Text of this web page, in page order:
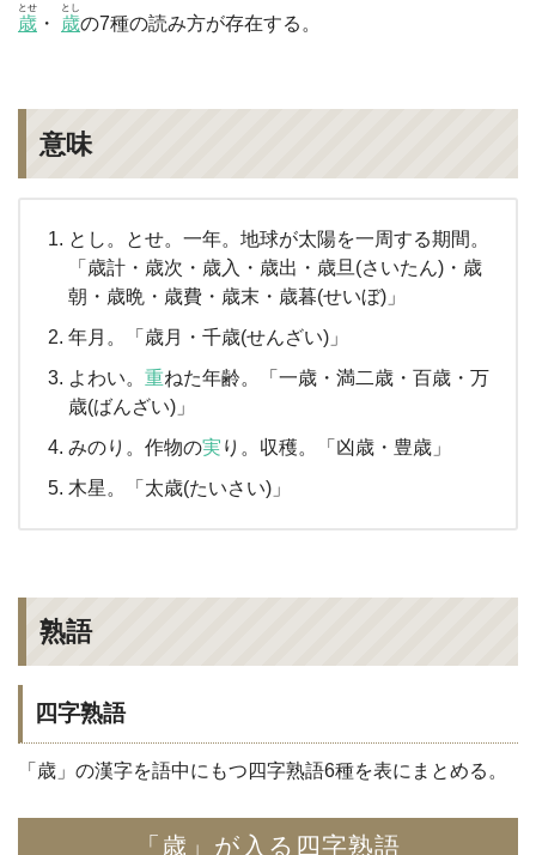
歳
とせ
・ 歳
とし
の7種の読み方が存在する。
意味
とし。とせ。一年。地球が太陽を一周する期間。
「歳計・歳次・歳入・歳出・歳旦(さいたん)・歳
朝・歳晩・歳費・歳末・歳暮(せいぼ)」
年月。「歳月・千歳(せんざい)」
よわい。 重ねた年齢。「一歳・満二歳・百歳・万
歳(ばんざい)」
みのり。作物の実 り。収穫。「凶歳・豊歳」
木星。「太歳(たいさい)」
熟語
四字熟語
「歳」の漢字を語中にもつ四字熟語6種を表にまとめる。
「歳」が入る四字熟語